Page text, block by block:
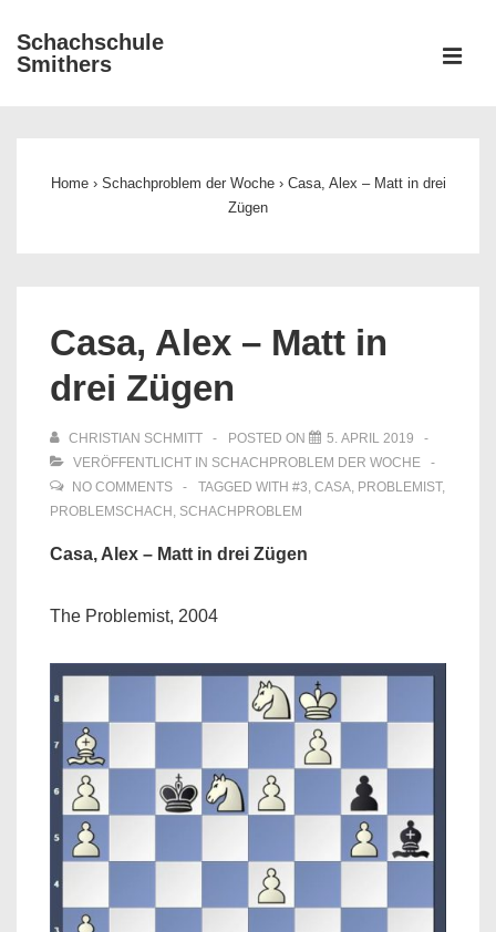
Zum
Inhalt
Schachschule
Smithers
Home › Schachproblem der Woche › Casa, Alex – Matt in drei
Zügen
Casa, Alex – Matt in
drei Zügen
CHRISTIAN SCHMITT POSTED ON
5. APRIL 2019
VERÖFFENTLICHT IN SCHACHPROBLEM DER WOCHE
NO COMMENTS
TAGGED WITH #3, CASA, PROBLEMIST,
PROBLEMSCHACH , SCHACHPROBLEM
Casa, Alex – Matt in drei Zügen
The Problemist, 2004